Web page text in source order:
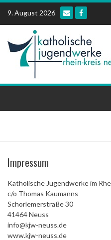
Skip
content
9. August 2026
Impressum
Katholische Jugendwerke im
c/o Thomas Kaumanns
Schorlemerstraße 30
41464 Neuss
info@kjw-neuss.de
www.kjw-neuss.de